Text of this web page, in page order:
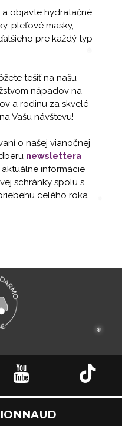
❆
objavte hydratačné
pleťové masky,
pre každý typ
tešiť na našu
nápadov na
a rodinu za skvelé
Vašu návštevu!
o našej vianočnej
newslettera
informácie
schránky spolu s
celého roka.